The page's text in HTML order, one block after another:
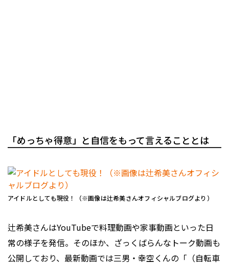
「めっちゃ得意」と自信をもって言えることとは
アイドルとしても現役！（※画像は辻希美さんオフィシャルブログより）
辻希美さんはYouTubeで料理動画や家事動画といった日
常の様子を発信。そのほか、ざっくばらんなトーク動画も
公開しており、最新動画では三男・幸空くんの「（自転車